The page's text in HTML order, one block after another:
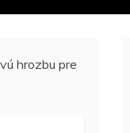
hrozbu pre